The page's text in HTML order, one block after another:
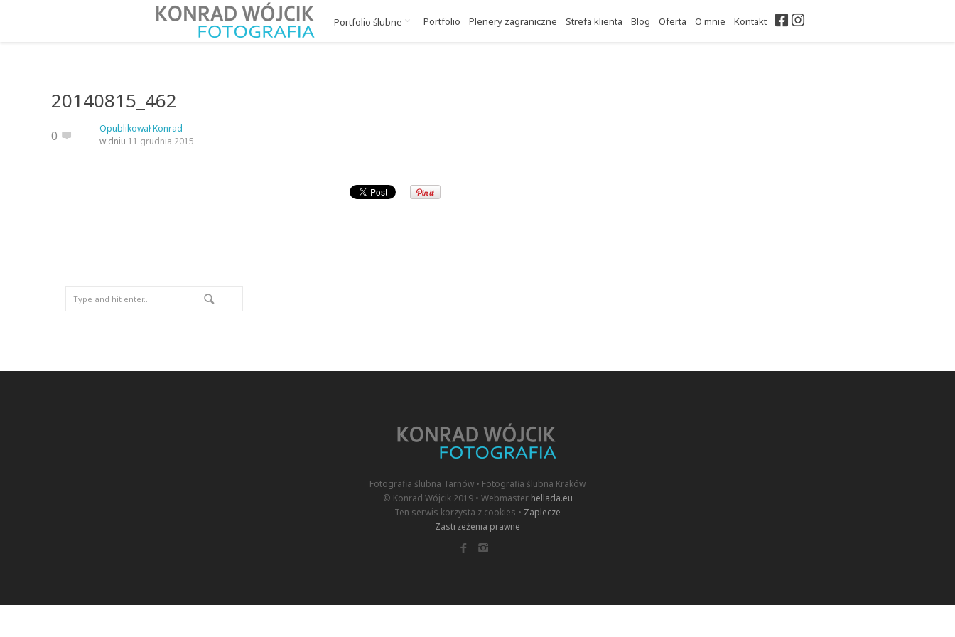
Portfolio ślubne Portfolio Plenery zagraniczne Strefa klienta Blog Oferta O mnie Kontakt Facebook
Instagram
20140815_462
0 OpublikowałKonrad
w dniu 11 grudnia 2015
Fotografia ślubna Tarnów • Fotografia ślubna Kraków
© Konrad Wójcik 2019 • Webmaster hellada.eu
Ten serwis korzysta z cookies • Zaplecze
Zastrzeżenia prawne